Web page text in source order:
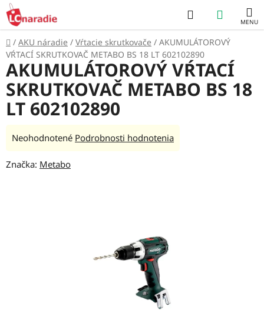
Prejsť
na
obsah
Hľadať
KOŠÍK
Domov
/ AKU náradie / Vŕtacie skrutkovače / AKUMULÁTOROVÝ
VŔTACÍ SKRUTKOVAČ METABO BS 18 LT 602102890
AKUMULÁTOROVÝ VŔTACÍ
SKRUTKOVAČ METABO BS 18
LT 602102890
Priemerné
produktu
Neohodnotené Podrobnosti hodnotenia
Značka: Metabo